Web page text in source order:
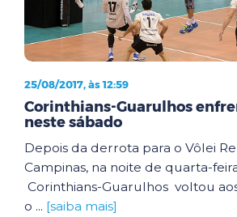
25/08/2017, às 12:59
Corinthians-Guarulhos
neste sábado
Depois da derrota para o Vôlei
Campinas, na noite de quarta-
Corinthians-Guarulhos voltou
o ... [saiba mais]